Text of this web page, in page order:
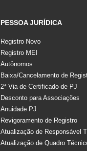
PESSOA JURÍDICA
Registro Novo
Registro MEI
Autônomos
Baixa/Cancelamento de
2ª Via de Certificado de PJ
Desconto para Associações
Anuidade PJ
Revigoramento de Registro
Atualização de Responsável
Atualização de Quadro